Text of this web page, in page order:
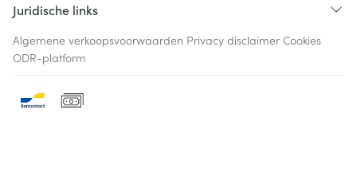
Juridische links
Algemene verkoopsvoorwaarden Privacy disclaimer Cookies
ODR-platform